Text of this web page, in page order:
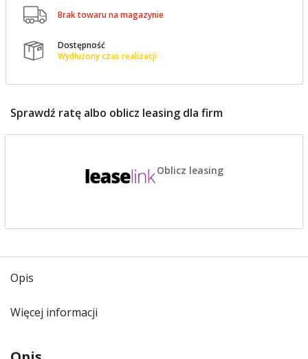
 Brak towaru na magazynie

Dostępność
Wydłużony czas realizacji
Sprawdź ratę albo oblicz leasing dla firm
Oblicz leasing
Opis
Więcej informacji